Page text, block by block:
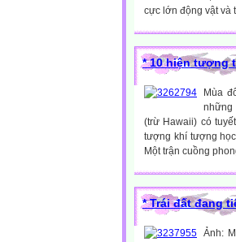
cực lớn động vật và
* 10 hiện tượng
Mùa
những
(trừ Hawaii) có
tượng khí tượng
Một trận cuồng
* Trái đất đang
Ảnh: